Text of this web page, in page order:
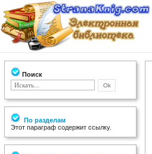
Поиск
По разделам
Этот параграф содержит ссылку.